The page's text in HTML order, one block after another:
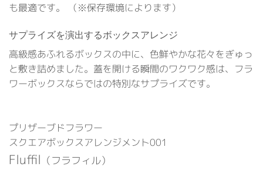
も最適です。 （※保存環境によります）
サプライズを演出するボックスアレンジ
高級感あふれるボックスの中に、色鮮やかな花々をぎゅっ
と敷き詰めました。蓋を開ける瞬間のワクワク感は、フラ
ワーボックスならではの特別なサプライズです。
プリザーブドフラワー
スクエアボックスアレンジメント001
Fluffil （フラフィル）